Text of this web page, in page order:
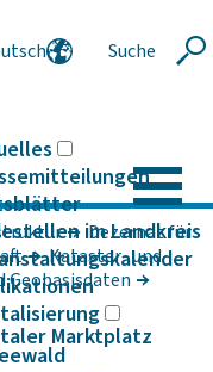
Suche
im Landkreis
Marktplatz
Dezernat für
Kataster- und
Geobasisdaten